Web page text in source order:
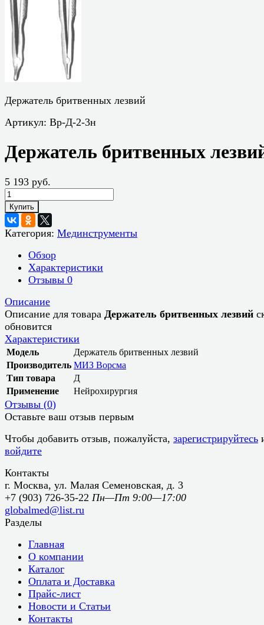
Держатель бритвенных лезвий
Артикул: Вр-Д-2-3н
Держатель бритвенных
5 193 руб.
Купить
Категория: Мединструменты
Обзор
Характеристики
Отзывы 0
Описание
Описание для товара Держатель бритвенных лезвий
обновится
Характеристики
Модель
Держатель бритвенных лезвий
Производитель МИЗ Ворсма
Тип товара
Д
Применение
Нейрохирургия
Отзывы (0)
Оставьте ваш отзыв первым
Чтобы добавить отзыв, пожалуйста, зарегистрируйтесь
войдите
Контакты
г. Москва, ул. Малая Семеновская, д. 3
+7 (903) 726-35-22 Пн—Пт 9:00—17:00
globalmed@list.ru
Разделы
Главная
О компании
Каталог
Оплата и Доставка
Прайс-лист
Новости и Статьи
Контакты